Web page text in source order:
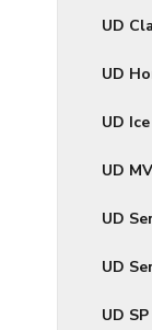
UD
UD
UD Ice
UD
UD
UD
UD